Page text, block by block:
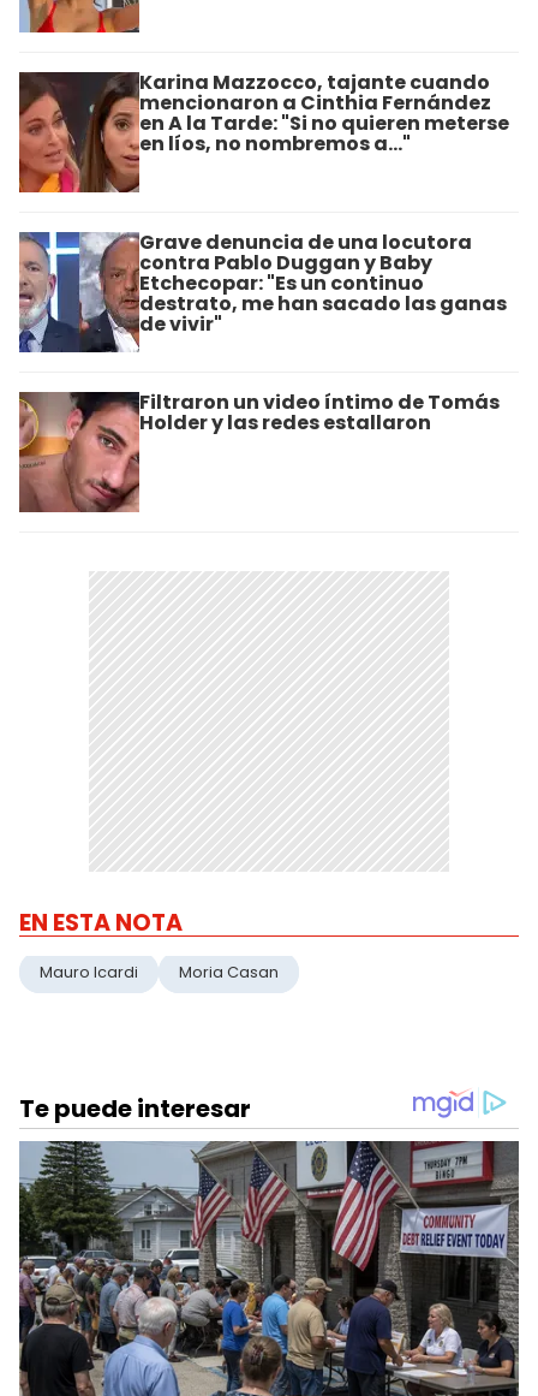
Karina Mazzocco, tajante cuando
mencionaron a Cinthia Fernández
en A la Tarde: "Si no quieren meterse
en líos, no nombremos a..."
Grave denuncia de una locutora
contra Pablo Duggan y Baby
Etchecopar: "Es un continuo
destrato, me han sacado las ganas
de vivir"
Filtraron un video íntimo de Tomás
Holder y las redes estallaron
EN ESTA NOTA
Mauro Icardi Moria Casan